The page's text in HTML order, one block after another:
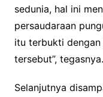
sedunia, hal ini
persaudaraan
itu terbukti dengan
tersebut”, tegasnya.
Selanjutnya